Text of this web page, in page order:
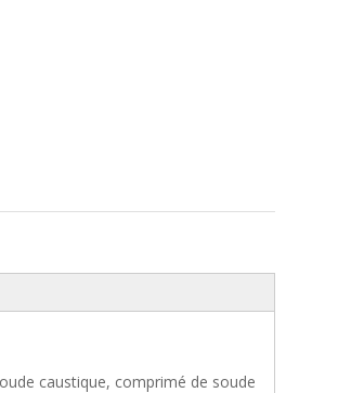
caustique, comprimé de soude